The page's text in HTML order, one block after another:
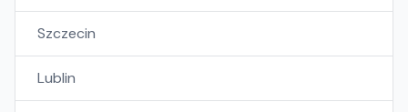
Szczecin
Lublin